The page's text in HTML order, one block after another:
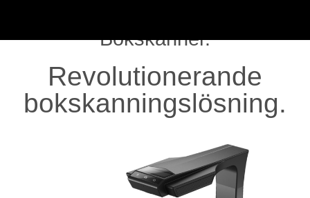
Bokskanner.
Revolutionerande
bokskanningslösning.